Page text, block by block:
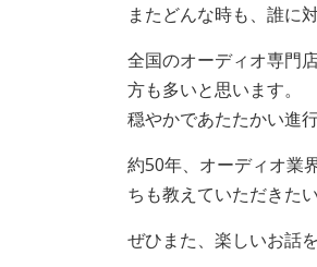
またどんな時も、誰に
全国のオーディオ専門
方も多いと思います。
穏やかであたたかい進
約50年、オーディオ業
ちも教えていただきた
ぜひまた、楽しいお話